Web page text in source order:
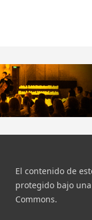
El contenido de
protegido bajo
Commons.